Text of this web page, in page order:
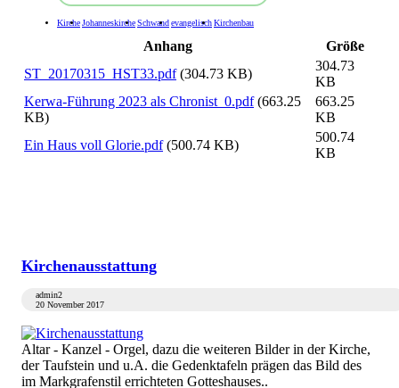
KircheJohanneskircheSchwandevangelischKirchenbau
Anhang
Größe
ST_20170315_HST33.pdf (304.73 KB)
304.73
KB
Kerwa-Führung 2023 als Chronist_0.pdf (663.25
KB)
663.25
KB
Ein Haus voll Glorie.pdf (500.74 KB)
500.74
KB
Kirchenausstattung
admin2
20 November 2017
Altar - Kanzel - Orgel, dazu die weiteren Bilder in der Kirche,
der Taufstein und u.A. die Gedenktafeln prägen das Bild des
im Markgrafenstil errichteten Gotteshauses..